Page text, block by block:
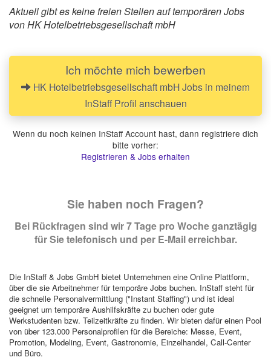
Aktuell gibt es keine freien Stellen auf temporären Jobs
von HK Hotelbetriebsgesellschaft mbH
Ich möchte mich bewerben
HK Hotelbetriebsgesellschaft mbH Jobs in meinem
InStaff Profil anschauen
Wenn du noch keinen InStaff Account hast, dann registriere dich
bitte vorher:
Registrieren & Jobs erhalten
Sie haben noch Fragen?
Bei Rückfragen sind wir 7 Tage pro Woche ganztägig
für Sie telefonisch und per E-Mail erreichbar.
Die InStaff & Jobs GmbH bietet Unternehmen eine Online Plattform,
über die sie Arbeitnehmer für temporäre Jobs buchen. InStaff steht für
die schnelle Personalvermittlung ("Instant Staffing") und ist ideal
geeignet um temporäre Aushilfskräfte zu buchen oder gute
Werkstudenten bzw. Teilzeitkräfte zu finden. Wir bieten dafür einen Pool
von über 123.000 Personalprofilen für die Bereiche: Messe, Event,
Promotion, Modeling, Event, Gastronomie, Einzelhandel, Call-Center
und Büro.